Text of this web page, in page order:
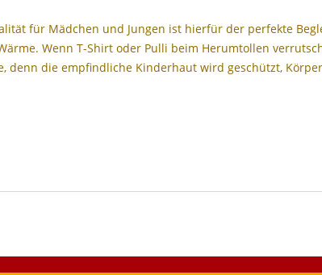
für Mädchen und Jungen ist hierfür der perfekte
Wenn T-Shirt oder Pulli beim Herumtollen
denn die empfindliche Kinderhaut wird geschützt,